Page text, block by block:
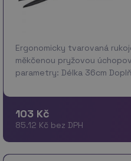
Ergonomicky tvarovaná
měkčenou pryžovou
parametry: Délka 36cm
103 Kč
85.12 Kč bez DPH